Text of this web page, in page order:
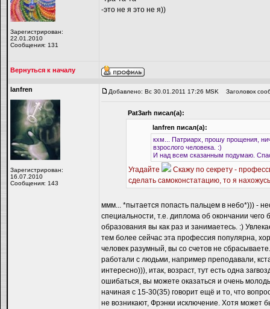
Зарегистрирован:
22.01.2010
Сообщения: 131
-это не я это не я))
Вернуться к началу
lanfren
Зарегистрирован:
16.07.2010
Сообщения: 143
Добавлено: Вс 30.01.2011 17:26 MSK Заголовок
Pat3arh писал(а):
lanfren писал(а):
кхм... Патриарх, прошу прощения,
взрослого человека. :)
И над всем сказанным подумаю.
Угадайте
Скажу по секрету -
сделать самоконстатацию, то я
ммм... *пытается попасть пальцем в небо*))) -
специальности, т.е. диплома об окончании
образования вы как раз и занимаетесь. :)
тем более сейчас эта профессия популярна,
человек разумный, вы со счетов не
работали с людьми, например преподавали,
интересно))), итак, возраст, тут есть одна
ошибаться, вы можете оказаться и очень
начиная с 15-30(35) говорит ещё и то, что
не возникают, Фрэнки исключение. Хотя может